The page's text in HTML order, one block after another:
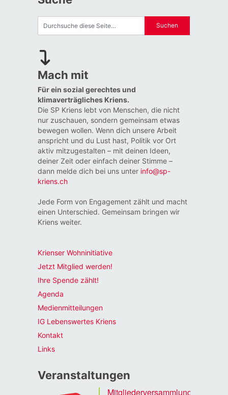
Mach mit
Für ein sozial gerechtes und
klimaverträgliches Kriens.
Die SP Kriens lebt von Menschen, die nicht
nur zuschauen, sondern gemeinsam etwas
bewegen wollen. Wenn dich unsere Arbeit
anspricht und du Lust hast, Politik vor Ort
aktiv mitzugestalten – mit deinen Ideen,
deiner Zeit oder einfach deiner Stimme –
dann melde dich bei uns unter info@sp-
kriens.ch
Jede Form von Engagement zählt und macht
einen Unterschied. Gemeinsam bringen wir
Kriens weiter.
Krienser Wohninitiative
Jetzt Mitglied werden!
Ihre Spende zählt!
Agenda
Medienmitteilungen
IG Lebenswertes Kriens
Kontakt
Links
Veranstaltungen
Mitgliederversammlung